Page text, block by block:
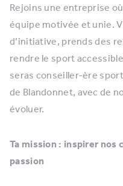
Rejoins une entreprise
équipe motivée et unie.
d’initiative, prends des
rendre le sport
seras conseiller-ère
de Blandonnet, avec de
évoluer.
Ta mission : inspirer
passion